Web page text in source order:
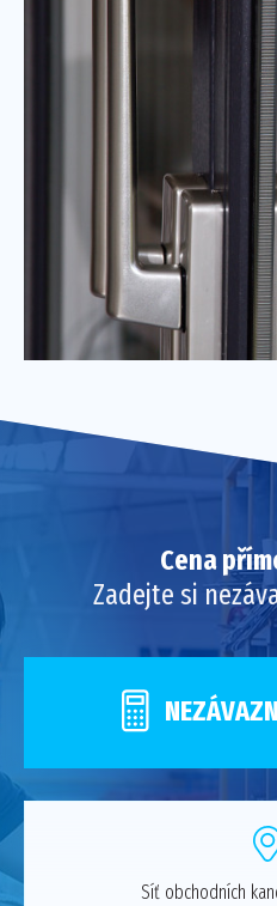
Cena
Zadejte si
Síť obchodních